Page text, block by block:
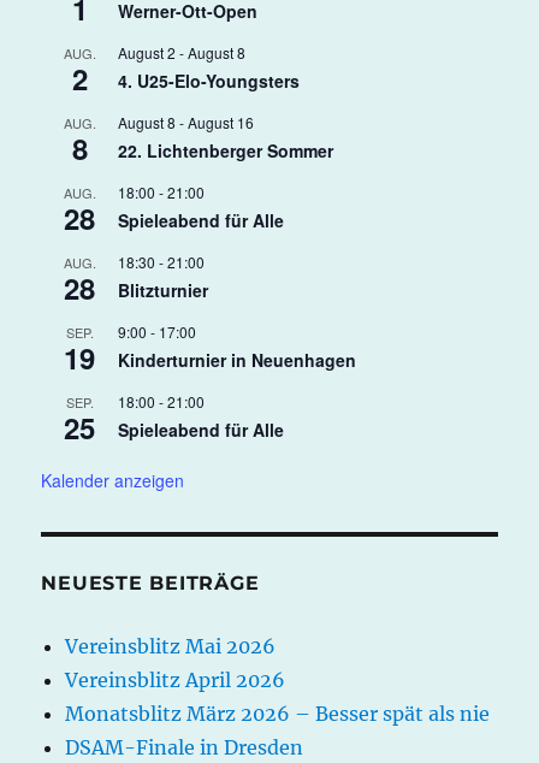
1 Werner-Ott-Open
AUG.
2
August 2 -August 8
4. U25-Elo-Youngsters
AUG.
8
August 8 -August 16
22. Lichtenberger Sommer
AUG.
28
18:00 -21:00
Spieleabend für Alle
AUG.
28
18:30 -21:00
Blitzturnier
SEP.
19
9:00 - 17:00
Kinderturnier in Neuenhagen
SEP.
25
18:00 -21:00
Spieleabend für Alle
Kalender anzeigen
NEUESTE BEITRÄGE
Vereinsblitz Mai 2026
Vereinsblitz April 2026
Monatsblitz März 2026 – Besser spät als nie
DSAM-Finale in Dresden